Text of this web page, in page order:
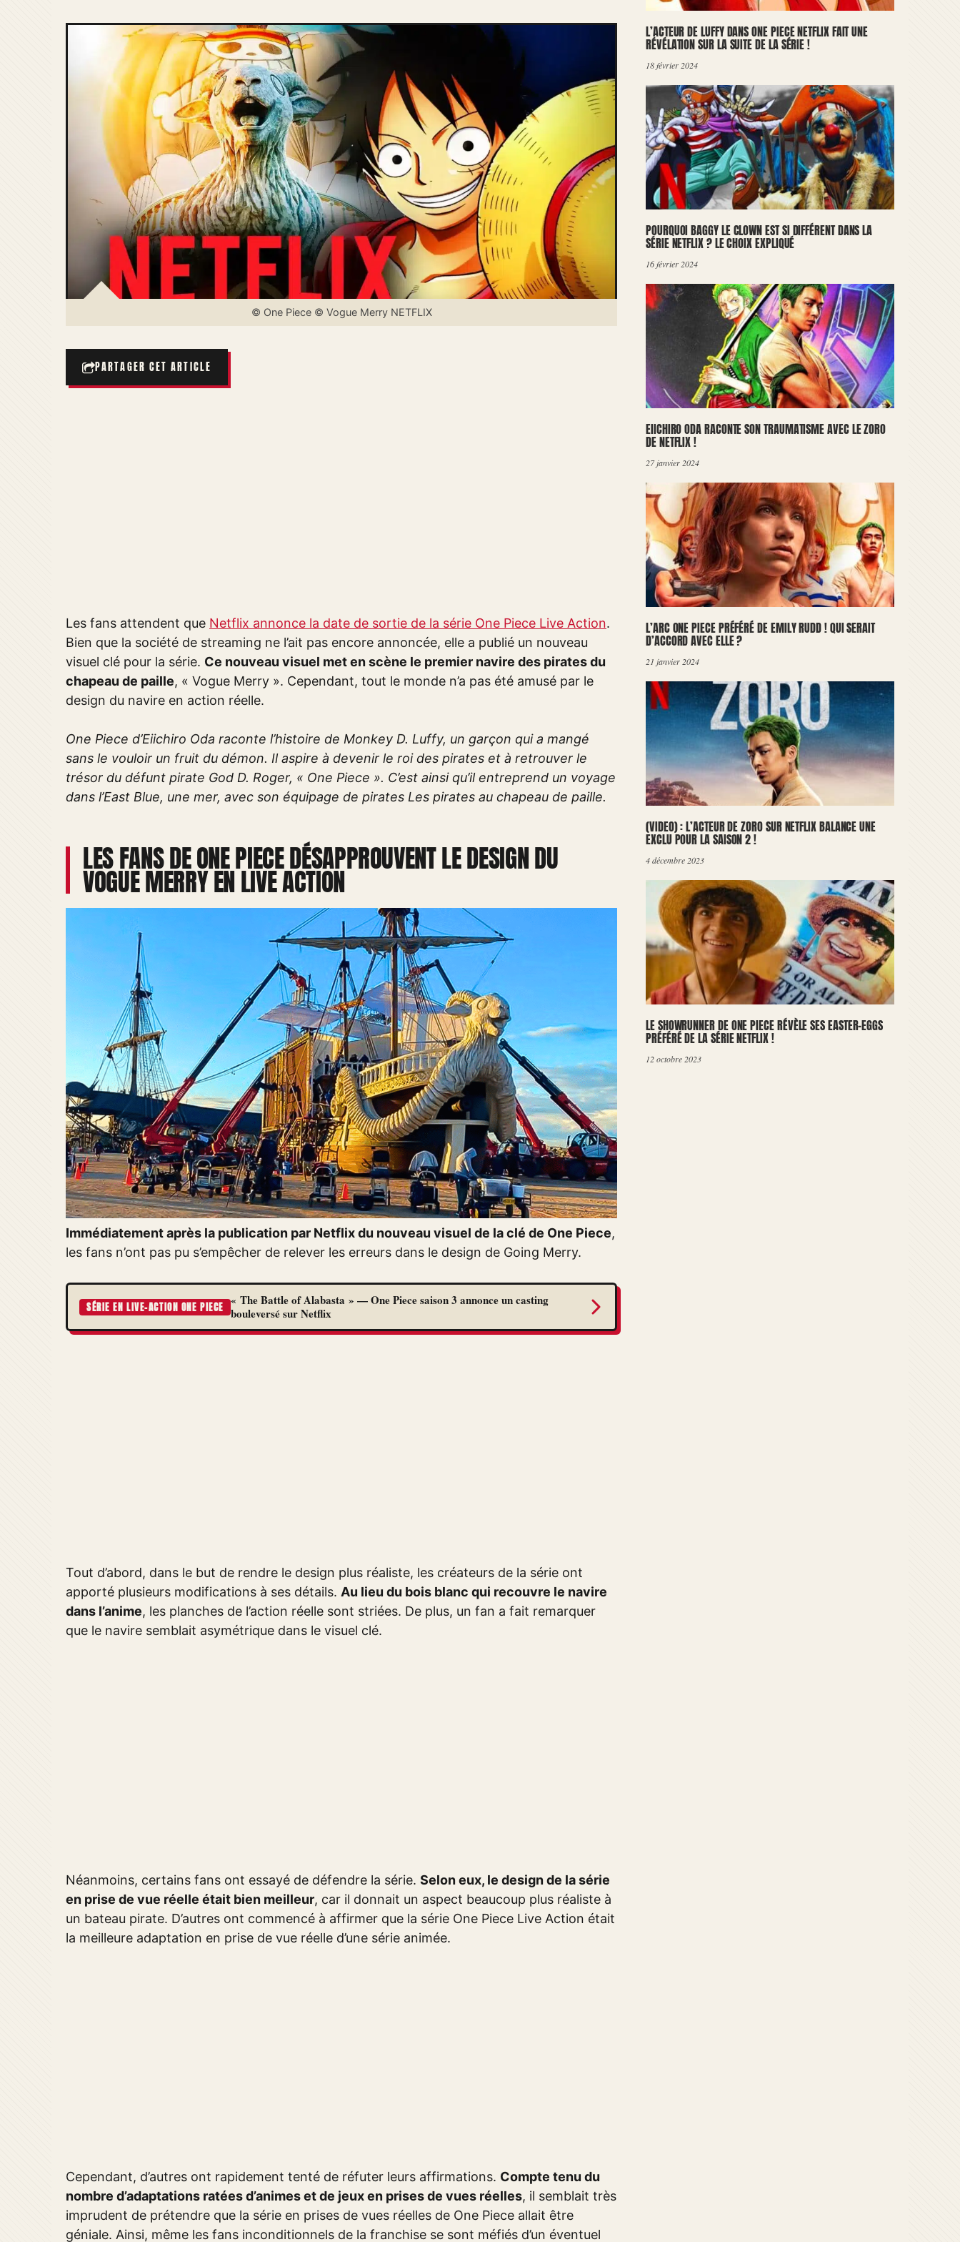
© One Piece © Vogue Merry NETFLIX
PARTAGER CET ARTICLE
Les fans attendent que Netflix annonce la date de sortie de la série One Piece Live Action.
Bien que la société de streaming ne l’ait pas encore annoncée, elle a publié un nouveau
visuel clé pour la série. Ce nouveau visuel met en scène le premier navire des pirates du
chapeau de paille, « Vogue Merry ». Cependant, tout le monde n’a pas été amusé par le
design du navire en action réelle.
One Piece d’Eiichiro Oda raconte l’histoire de Monkey D. Luffy, un garçon qui a mangé
sans le vouloir un fruit du démon. Il aspire à devenir le roi des pirates et à retrouver le
trésor du défunt pirate God D. Roger, « One Piece ». C’est ainsi qu’il entreprend un voyage
dans l’East Blue, une mer, avec son équipage de pirates Les pirates au chapeau de paille.
LES FANS DE ONE PIECE DÉSAPPROUVENT LE DESIGN DU
VOGUE MERRY EN LIVE ACTION
Immédiatement après la publication par Netflix du nouveau visuel de la clé de One Piece,
les fans n’ont pas pu s’empêcher de relever les erreurs dans le design de Going Merry.
SÉRIE EN LIVE-ACTION ONE PIECE « The Battle of Alabasta » — One Piece saison 3 annonce un casting
bouleversé sur Netflix
Tout d’abord, dans le but de rendre le design plus réaliste, les créateurs de la série ont
apporté plusieurs modifications à ses détails. Au lieu du bois blanc qui recouvre le navire
dans l’anime, les planches de l’action réelle sont striées. De plus, un fan a fait remarquer
que le navire semblait asymétrique dans le visuel clé.
Néanmoins, certains fans ont essayé de défendre la série. Selon eux, le design de la série
en prise de vue réelle était bien meilleur, car il donnait un aspect beaucoup plus réaliste à
un bateau pirate. D’autres ont commencé à affirmer que la série One Piece Live Action était
la meilleure adaptation en prise de vue réelle d’une série animée.
Cependant, d’autres ont rapidement tenté de réfuter leurs affirmations. Compte tenu du
nombre d’adaptations ratées d’animes et de jeux en prises de vues réelles, il semblait très
imprudent de prétendre que la série en prises de vues réelles de One Piece allait être
géniale. Ainsi, même les fans inconditionnels de la franchise se sont méfiés d’un éventuel
L’ACTEUR DE LUFFY DANS ONE PIECE NETFLIX FAIT UNE
RÉVÉLATION SUR LA SUITE DE LA SÉRIE !
18 février 2024
POURQUOI BAGGY LE CLOWN EST SI DIFFÉRENT DANS LA
SÉRIE NETFLIX ? LE CHOIX EXPLIQUÉ
16 février 2024
EIICHIRO ODA RACONTE SON TRAUMATISME AVEC LE ZORO
DE NETFLIX !
27 janvier 2024
L’ARC ONE PIECE PRÉFÉRÉ DE EMILY RUDD ! QUI SERAIT
D’ACCORD AVEC ELLE ?
21 janvier 2024
(VIDEO) : L’ACTEUR DE ZORO SUR NETFLIX BALANCE UNE
EXCLU POUR LA SAISON 2 !
4 décembre 2023
LE SHOWRUNNER DE ONE PIECE RÉVÈLE SES EASTER-EGGS
PRÉFÉRÉ DE LA SÉRIE NETFLIX !
12 octobre 2023